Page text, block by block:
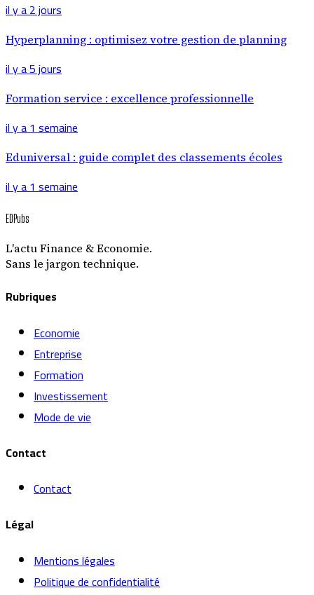
il y a 2 jours
Hyperplanning : optimisez votre gestion de planning
il y a 5 jours
Formation service : excellence professionnelle
il y a 1 semaine
Eduniversal : guide complet des classements écoles
il y a 1 semaine
EDPubs
L'actu Finance & Economie.
Sans le jargon technique.
Rubriques
Economie
Entreprise
Formation
Investissement
Mode de vie
Contact
Contact
Légal
Mentions légales
Politique de confidentialité